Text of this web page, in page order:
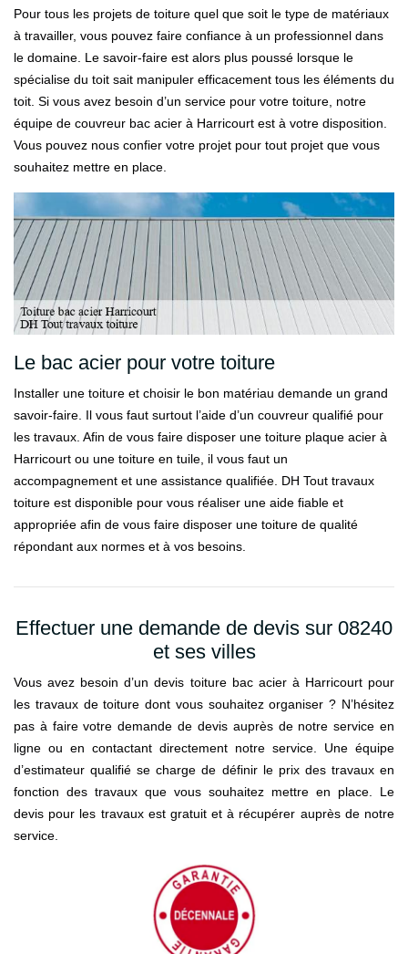
Pour tous les projets de toiture quel que soit le type de matériaux
à travailler, vous pouvez faire confiance à un professionnel dans
le domaine. Le savoir-faire est alors plus poussé lorsque le
spécialise du toit sait manipuler efficacement tous les éléments du
toit. Si vous avez besoin d’un service pour votre toiture, notre
équipe de couvreur bac acier à Harricourt est à votre disposition.
Vous pouvez nous confier votre projet pour tout projet que vous
souhaitez mettre en place.
Le bac acier pour votre toiture
Installer une toiture et choisir le bon matériau demande un grand
savoir-faire. Il vous faut surtout l’aide d’un couvreur qualifié pour
les travaux. Afin de vous faire disposer une toiture plaque acier à
Harricourt ou une toiture en tuile, il vous faut un
accompagnement et une assistance qualifiée. DH Tout travaux
toiture est disponible pour vous réaliser une aide fiable et
appropriée afin de vous faire disposer une toiture de qualité
répondant aux normes et à vos besoins.
Effectuer une demande de devis sur 08240
et ses villes
Vous avez besoin d’un devis toiture bac acier à Harricourt pour
les travaux de toiture dont vous souhaitez organiser ? N’hésitez
pas à faire votre demande de devis auprès de notre service en
ligne ou en contactant directement notre service. Une équipe
d’estimateur qualifié se charge de définir le prix des travaux en
fonction des travaux que vous souhaitez mettre en place. Le
devis pour les travaux est gratuit et à récupérer auprès de notre
service.